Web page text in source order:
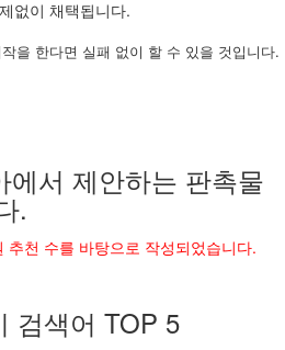
없이 채택됩니다.
을 한다면 실패 없이 할 수 있을 것입니다.
에서 제안하는 판촉물
.
천 수를 바탕으로 작성되었습니다.
검색어 TOP 5